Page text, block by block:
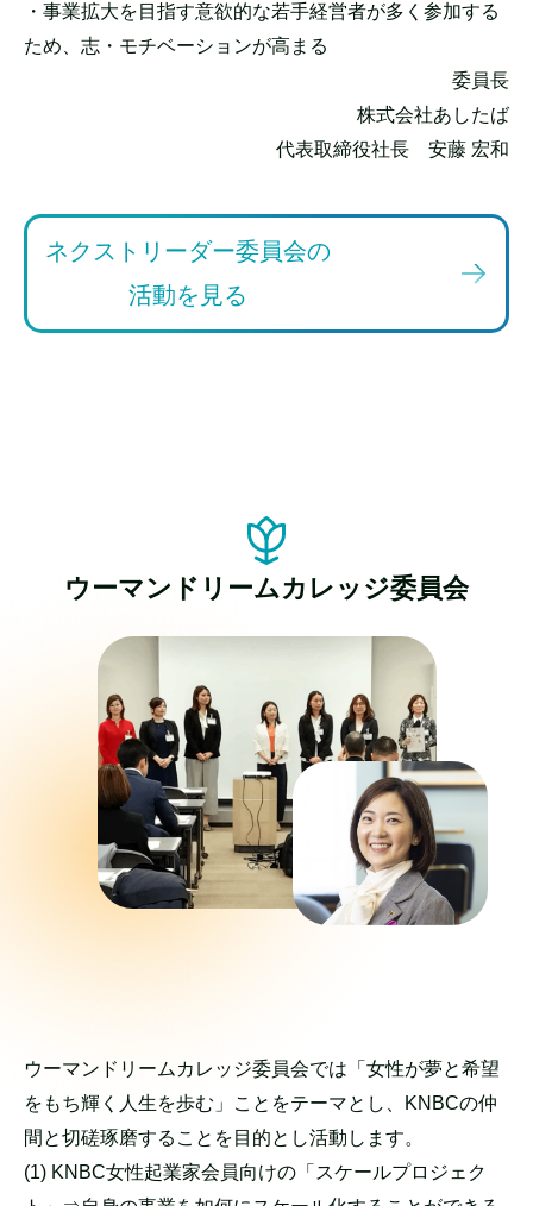
・事業拡大を目指す意欲的な若手経営者が多く参加する
ため、志・モチベーションが高まる
委員長
株式会社あしたば
代表取締役社長 安藤 宏和
ネクストリーダー委員会の
活動を見る
ウーマンドリームカレッジ委員会
ウーマンドリームカレッジ委員会では「女性が夢と希望
をもち輝く人生を歩む」ことをテーマとし、KNBCの仲
間と切磋琢磨することを目的とし活動します。
(1) KNBC女性起業家会員向けの「スケールプロジェク